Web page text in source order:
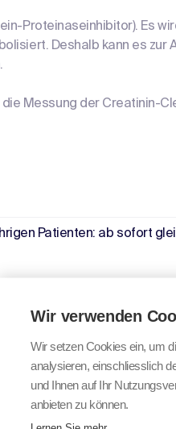
Proteinaseinhibitor). Es
Deshalb kann es zur
Messung der Creatinin-
Patienten: ab sofort
Material
Serum
Wir verwenden
Wir setzen Cookies ein, um
analysieren, einschliesslich
und Ihnen auf Ihr
anbieten zu können.